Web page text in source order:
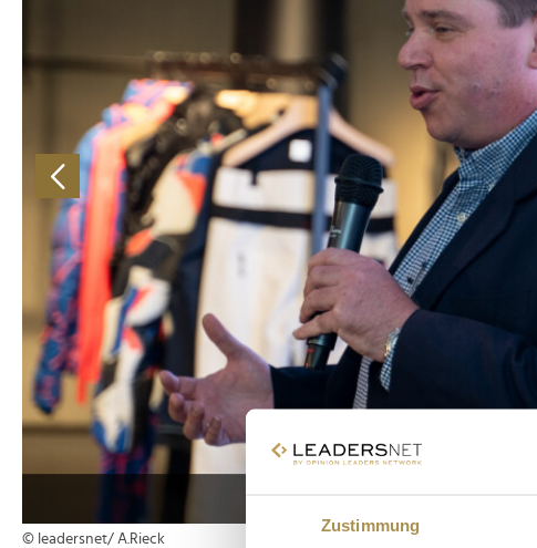
Zustimmung
© leadersnet/ A.Rieck